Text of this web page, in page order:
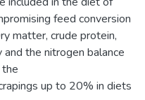
feed conversion
matter, crude protein,
the nitrogen balance
up to 20% in diets